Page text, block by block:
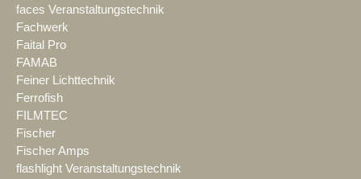
faces Veranstaltungstechnik
Fachwerk
Faital Pro
FAMAB
Feiner Lichttechnik
Ferrofish
FILMTEC
Fischer
Fischer Amps
flashlight Veranstaltungstechnik